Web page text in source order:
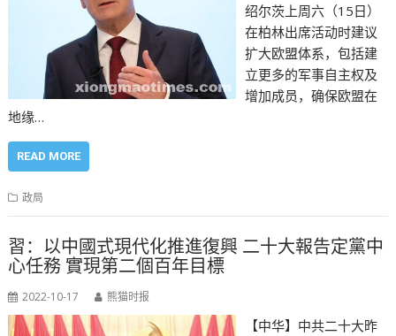
绍尔茨上周六（15日）
在柏林出席活动时建议
扩大欧盟体系，包括建
立更多的军事自主权及
增加成员，确保欧盟在
地缘…
READ MORE
政局
習：以中國式現代化推進復興 二十大報告定黨中
心任務 實現第二個百年目標
2022-10-17 熊猫时报
【中华】中共二十大昨